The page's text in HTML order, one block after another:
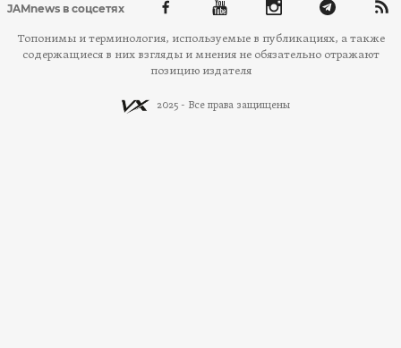
JAMnews в соцсетях
Топонимы и терминология, используемые в публикациях, а также
содержащиеся в них взгляды и мнения не обязательно отражают
позицию издателя
2025 - Все права защищены